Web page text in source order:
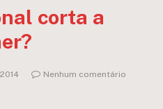
corta a
Nenhum comentário